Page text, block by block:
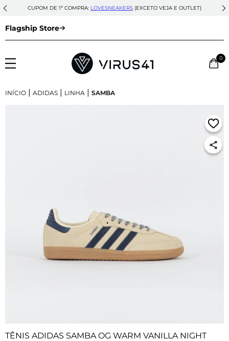
CUPOM DE 1ª COMPRA: LOVESNEAKERS (EXCETO VEJA E OUTLET)
Flagship Store
0
INÍCIO | ADIDAS | LINHA | SAMBA
TÊNIS ADIDAS SAMBA OG WARM VANILLA NIGHT